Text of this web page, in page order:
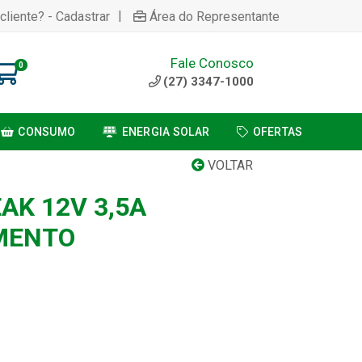
- Cadastrar | Área do Representante
0 Fale Conosco
(27) 3347-1000
CONSUMO ENERGIA SOLAR OFERTAS
VOLTAR
12V 3,5A